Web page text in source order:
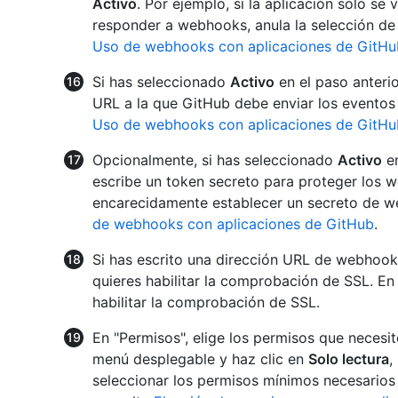
Activo. Por ejemplo, si la aplicación solo se
responder a webhooks, anula la selección
Uso de webhooks con aplicaciones de
Si has seleccionado Activo en el paso
URL a la que GitHub debe enviar los
Uso de webhooks con aplicaciones de
Opcionalmente, si has seleccionado Activo
escribe un token secreto para proteger los
encarecidamente establecer un secreto de
de webhooks con aplicaciones de GitHub.
Si has escrito una dirección URL de
quieres habilitar la comprobación de SSL.
habilitar la comprobación de SSL.
En "Permisos", elige los permisos que
menú desplegable y haz clic en Solo lectura,
seleccionar los permisos mínimos